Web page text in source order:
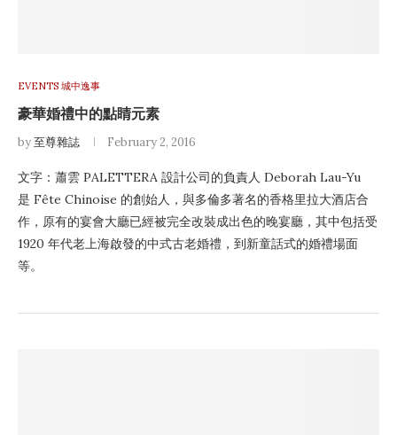
EVENTS 城中逸事
豪華婚禮中的點睛元素
by至尊雜誌 February 2, 2016
文字：蕭雲 PALETTERA 設計公司的負責人 Deborah Lau-Yu
是 Fête Chinoise 的創始人，與多倫多著名的香格里拉大酒店合
作，原有的宴會大廳已經被完全改裝成出色的晚宴廳，其中包括受
1920 年代老上海啟發的中式古老婚禮，到新童話式的婚禮場面
等。